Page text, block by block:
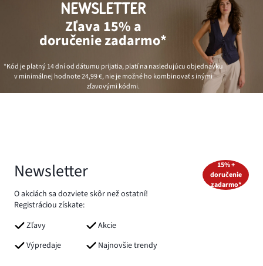
NEWSLETTER
Zľava 15% a
doručenie zadarmo*
*Kód je platný 14 dní od dátumu prijatia, platí na nasledujúcu objednávku
v minimálnej hodnote24,99 €, nie je možné ho kombinovať s inými
zľavovými kódmi.
Newsletter
O akciách sa dozviete skôr než ostatní!
Registráciou získate:
Zľavy
Akcie
Výpredaje
Najnovšie trendy
15% +
doručenie
zadarmo*